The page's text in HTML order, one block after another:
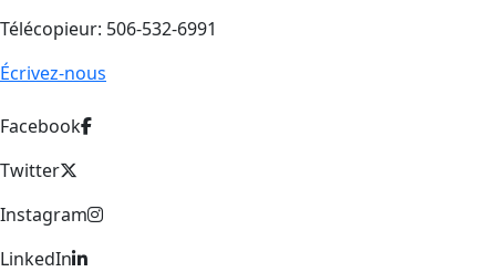
Télécopieur: 506-532-6991
Écrivez-nous
Facebook
Twitter
Instagram
LinkedIn